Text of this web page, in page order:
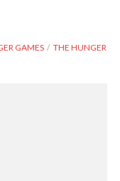
GAMES
THE HUNGER